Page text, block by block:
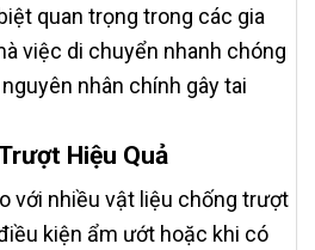
quan trọng trong các gia
việc di chuyển nhanh chóng
nhân chính gây tai
Hiệu Quả
với nhiều vật liệu chống trượt
kiện ẩm ướt hoặc khi có